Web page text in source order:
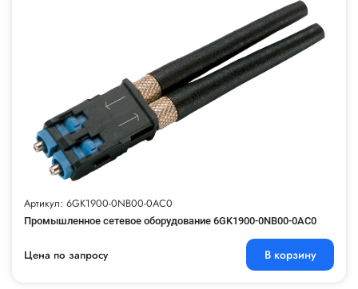
Артикул: 6GK1900-0NB00-0AC0
Промышленное сетевое оборудование 6GK1900-0NB00-0AC0
Цена по запросу В корзину